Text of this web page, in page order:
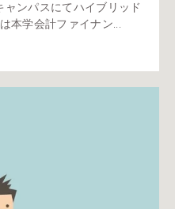
ンパスにてハイブリッド
本学会計ファイナン...